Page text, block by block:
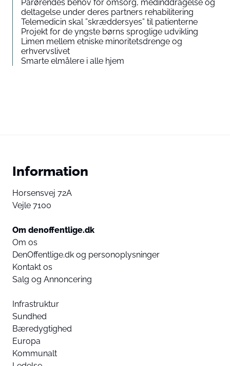
Pårørendes behov for omsorg, medinddragelse og
deltagelse under deres partners rehabilitering
Telemedicin skal ”skræddersyes” til patienterne
Projekt for de yngste børns sproglige udvikling
Limen mellem etniske minoritetsdrenge og
erhvervslivet
Smarte elmålere i alle hjem
Information
Horsensvej 72A
Vejle 7100
Om denoffentlige.dk
Om os
DenOffentlige.dk og personoplysninger
Kontakt os
Salg og Annoncering
Infrastruktur
Sundhed
Bæredygtighed
Europa
Kommunalt